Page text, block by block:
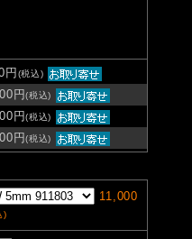
円 (税込)
円(税込)
円(税込)
円(税込)
11,000
)